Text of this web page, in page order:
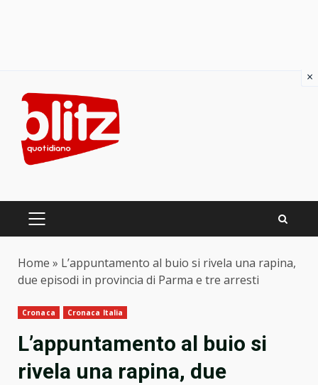
content
PRIMARY
Home » L’appuntamento al buio si rivela una rapina,
due episodi in provincia di Parma e tre arresti
Cronaca Cronaca Italia
L’appuntamento al buio si
rivela una rapina, due
×